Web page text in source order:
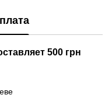
500 грн